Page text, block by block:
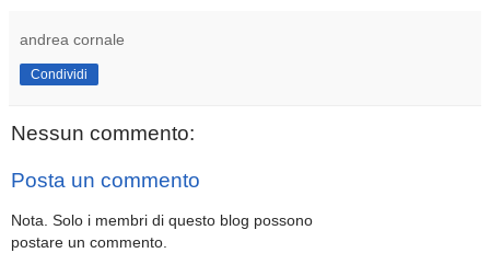
andrea cornale
Condividi
Nessun commento:
Posta un commento
Nota. Solo i membri di questo blog possono
postare un commento.